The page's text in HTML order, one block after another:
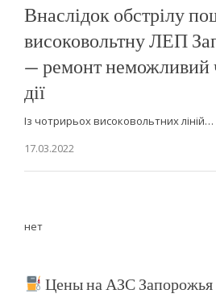
Внаслідок обстрілу
високовольтну ЛЕП
— ремонт неможливий
дії
Із чотрирьох високовольтних ліній…
17.03.2022
нет
Цены на АЗС Запорожья